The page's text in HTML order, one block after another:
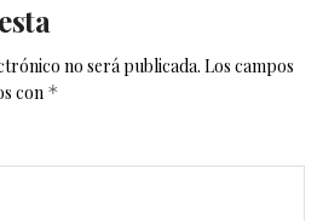
no será publicada. Los campos
con *